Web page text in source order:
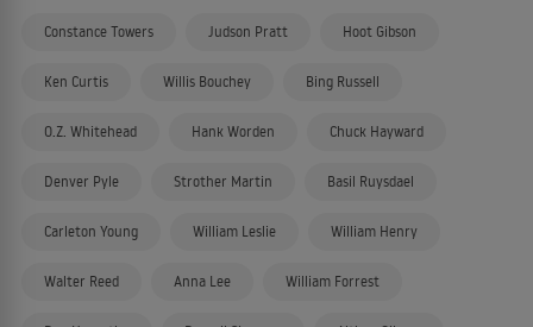
Constance Towers Judson Pratt Hoot Gibson
Ken Curtis Willis Bouchey Bing Russell
O.Z. Whitehead Hank Worden Chuck Hayward
Denver Pyle Strother Martin Basil Ruysdael
Carleton Young William Leslie William Henry
Walter Reed Anna Lee William Forrest